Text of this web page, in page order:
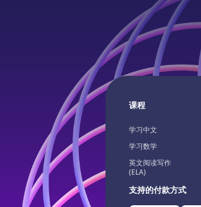
课程
学习中文
学习数学
英文阅读写作
(ELA)
支持的付款方式